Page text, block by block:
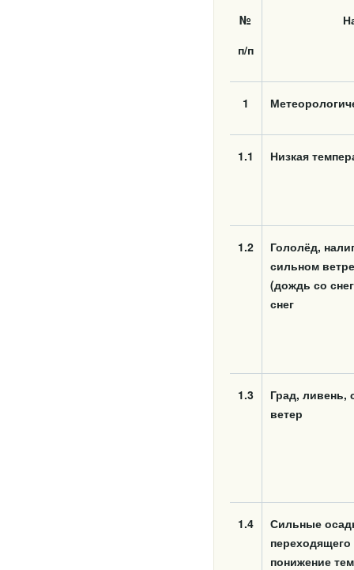
№
п/п
1
1.1 Низкая
1.2
Гололёд,
сильном
(дождь со
снег
1.3
Град,
ветер
1.4
Сильные
переходящего
понижение